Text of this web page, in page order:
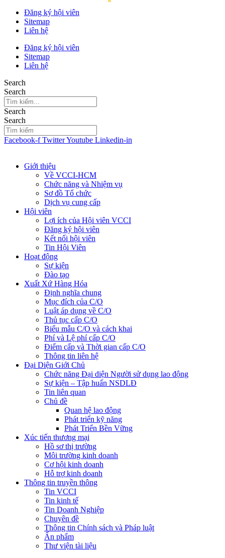
Đăng ký hội viên
Sitemap
Liên hệ
Đăng ký hội viên
Sitemap
Liên hệ
Search
Search
Search
Search
Facebook-f TwitterYoutube Linkedin-in
Giới thiệu
Về VCCI-HCM
Chức năng và Nhiệm vụ
Sơ đồ Tổ chức
Dịch vụ cung cấp
Hội viên
Lợi ích của Hội viên VCCI
Đăng ký hội viên
Kết nối hội viên
Tin Hội Viên
Hoạt động
Sự kiện
Đào tạo
Xuất Xứ Hàng Hóa
Định nghĩa chung
Mục đích của C/O
Luật áp dụng về C/O
Thủ tục cấp C/O
Biểu mẫu C/O và cách khai
Phí và Lệ phí cấp C/O
Điểm cấp và Thời gian cấp C/O
Thông tin liên hệ
Đại Diện Giới Chủ
Chức năng Đại diện Người sử dụng lao động
Sự kiện – Tập huấn NSDLĐ
Tin liên quan
Chủ đề
Quan hệ lao động
Phát triển kỹ năng
Phát Triển Bền Vững
Xúc tiến thương mại
Hồ sơ thị trường
Môi trường kinh doanh
Cơ hội kinh doanh
Hỗ trợ kinh doanh
Thông tin truyền thông
Tin VCCI
Tin kinh tế
Tin Doanh Nghiệp
Chuyên đề
Thông tin Chính sách và Pháp luật
Ấn phẩm
Thư viện tài liệu